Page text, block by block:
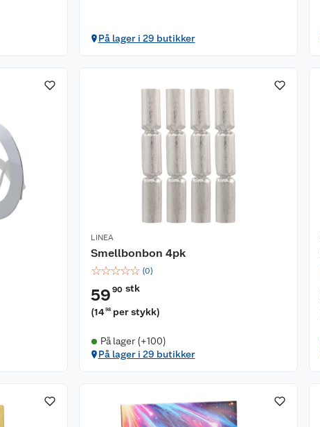
På lager i 29 butikker
LINEA
Smellbonbon 4pk
☆☆☆☆☆ (0)
59 90 stk
(14 98 per stykk)
På lager (+100)
På lager i 29 butikker